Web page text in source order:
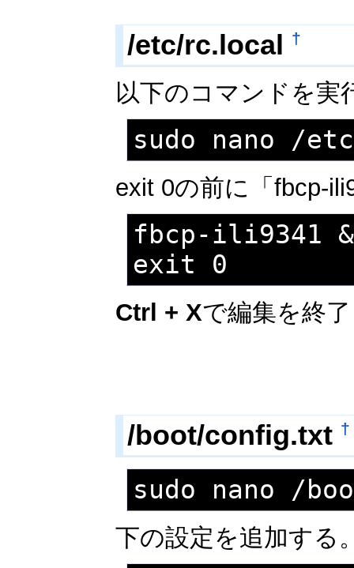
/etc/rc.local †
以下のコマンドを実
sudo nano /
exit 0の前に「fbcp-
fbcp-ili9341 &
exit 0
Ctrl + Xで編集を終
/boot/config.txt †
sudo nano /
下の設定を追加する